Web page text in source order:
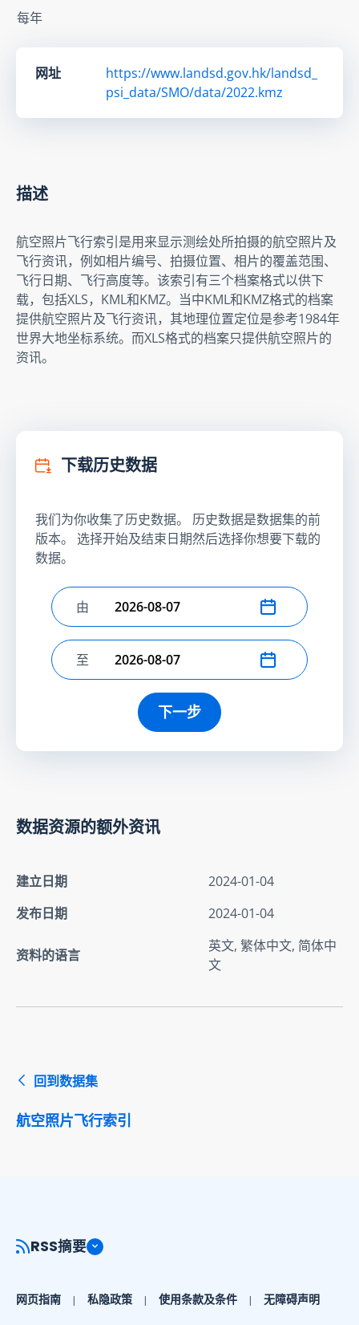
每年
网址
https://www.landsd.gov.hk/landsd_
psi_data/SMO/data/2022.kmz
描述
航空照片飞行索引是用来显示测绘处所拍摄的航空照片及
飞行资讯，例如相片编号、拍摄位置、相片的覆盖范围、
飞行日期、飞行高度等。该索引有三个档案格式以供下
载，包括XLS，KML和KMZ。当中KML和KMZ格式的档案
提供航空照片及飞行资讯，其地理位置定位是参考1984年
世界大地坐标系统。而XLS格式的档案只提供航空照片的
资讯。
下载历史数据
我们为你收集了历史数据。 历史数据是数据集的前
版本。 选择开始及结束日期然后选择你想要下载的
数据。
选择开始日期
由
选择结束日期
至
下一步
数据资源的额外资讯
建立日期
2024-01-04
发布日期
2024-01-04
资料的语言
英文, 繁体中文, 简体中
文
回到数据集
航空照片飞行索引
RSS摘要
网页指南 私隐政策 使用条款及条件 无障碍声明